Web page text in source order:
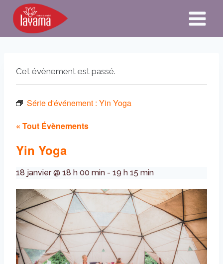
Aller
contenu
Cet évènement est passé.
Série d'événement : Yin Yoga
« Tout Évènements
Yin Yoga
18 janvier @ 18 h 00 min - 19 h 15 min